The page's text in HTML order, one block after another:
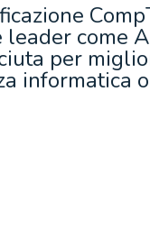
leader come
per
informatica